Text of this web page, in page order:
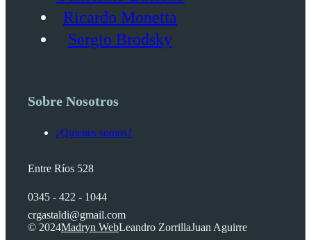
Ricardo Monetta
Sergio Brodsky
Sobre Nosotros
¿Quienes somos?
Entre Ríos 528
0345 - 422 - 1044
crgastaldi@gmail.com
© 2024Madryn WebLeandro ZorrillaJuan Aguirre